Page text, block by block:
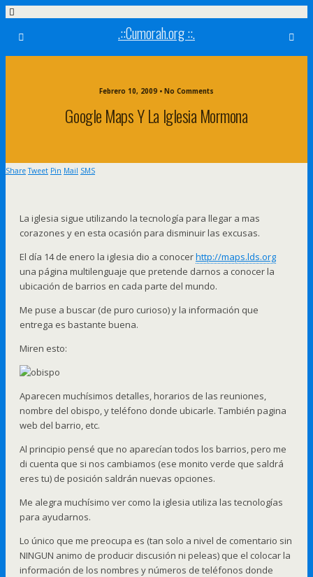
.::Cumorah.org ::.
Febrero 10, 2009 • No Comments
Google Maps Y La Iglesia Mormona
Share Tweet Pin Mail SMS
La iglesia sigue utilizando la tecnología para llegar a mas
corazones y en esta ocasión para disminuir las excusas.
El día 14 de enero la iglesia dio a conocerhttp://maps.lds.org
una página multilenguaje que pretende darnos a conocer la
ubicación de barrios en cada parte del mundo.
Me puse a buscar (de puro curioso) y la información que
entrega es bastante buena.
Miren esto:
Aparecen muchísimos detalles, horarios de las reuniones,
nombre del obispo, y teléfono donde ubicarle. También pagina
web del barrio, etc.
Al principio pensé que no aparecían todos los barrios, pero me
di cuenta que si nos cambiamos (ese monito verde que saldrá
eres tu) de posición saldrán nuevas opciones.
Me alegra muchísimo ver como la iglesia utiliza las tecnologías
para ayudarnos.
Lo único que me preocupa es (tan solo a nivel de comentario sin
NINGUN animo de producir discusión ni peleas) que el colocar la
información de los nombres y números de teléfonos donde